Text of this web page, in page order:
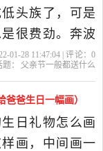
头族了，可是
很费劲。奔波
辈子的父亲，
不如从前了，
越来越困难。
配一副合适的
01-28 11:47:04 | 评论： 0
题：
父亲节一般都送什么
爸生日一幅画）
日礼物怎么画
画，中间画一